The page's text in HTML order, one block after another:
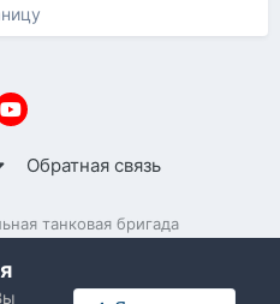
Обратная связь
танковая бригада